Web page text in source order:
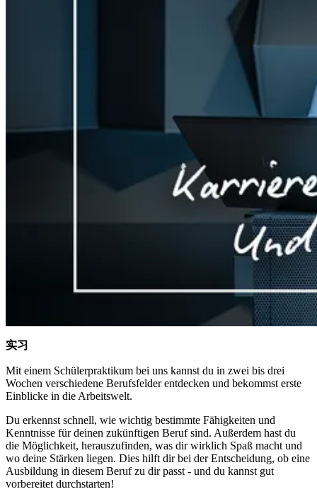
实习
Mit einem Schülerpraktikum bei uns kannst du in zwei bis drei
Wochen verschiedene Berufsfelder entdecken und bekommst erste
Einblicke in die Arbeitswelt.
Du erkennst schnell, wie wichtig bestimmte Fähigkeiten und
Kenntnisse für deinen zukünftigen Beruf sind. Außerdem hast du
die Möglichkeit, herauszufinden, was dir wirklich Spaß macht und
wo deine Stärken liegen. Dies hilft dir bei der Entscheidung, ob eine
Ausbildung in diesem Beruf zu dir passt - und du kannst gut
vorbereitet durchstarten!